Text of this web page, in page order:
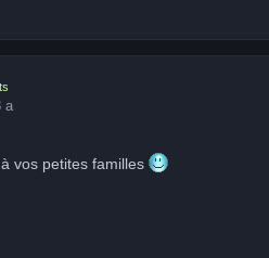
a
vos petites familles